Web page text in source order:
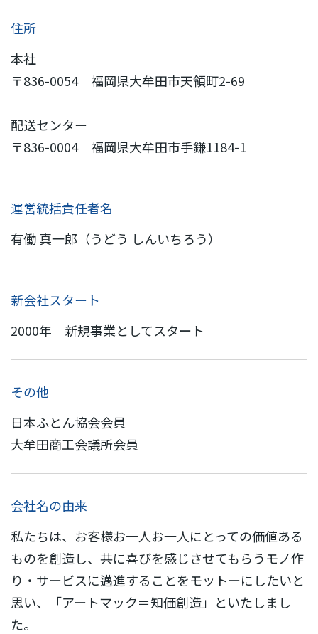
住所
本社
〒836-0054 福岡県大牟田市天領町2-69
配送センター
〒836-0004 福岡県大牟田市手鎌1184-1
運営統括責任者名
有働 真一郎（うどう しんいちろう）
新会社スタート
2000年 新規事業としてスタート
その他
日本ふとん協会会員
大牟田商工会議所会員
会社名の由来
私たちは、お客様お一人お一人にとっての価値ある
ものを創造し、共に喜びを感じさせてもらうモノ作
り・サービスに邁進することをモットーにしたいと
思い、「アートマック＝知価創造」といたしまし
た。